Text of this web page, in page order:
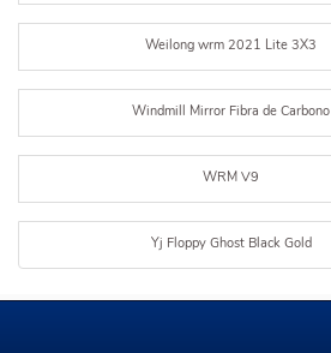
Weilong wrm 2021 Lite 3X3
Windmill Mirror Fibra de Carbono
WRM V9
Yj Floppy Ghost Black Gold